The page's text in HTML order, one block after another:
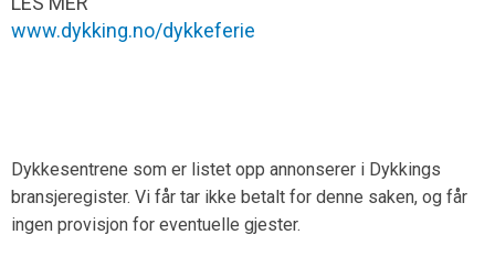
www.dykking.no/dykkeferie
Dykkesentrene som er listet opp annonserer i Dykkings
bransjeregister. Vi får tar ikke betalt for denne saken, og får
ingen provisjon for eventuelle gjester.